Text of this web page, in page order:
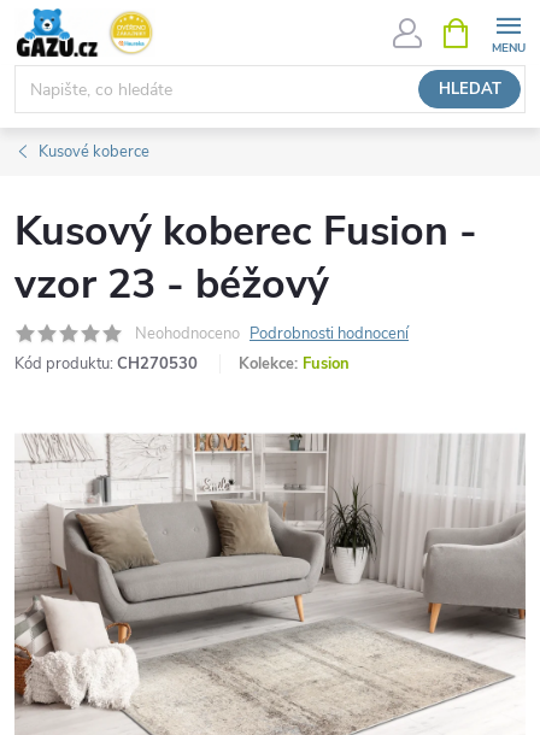
Přejít
obsah
HLEDAT
NÁKUPNÍ
KOŠÍK
Kusové koberce
Kusový koberec Fusion -
vzor 23 - béžový
Neohodnoceno Podrobnosti hodnocení
Kód produktu: CH270530 Kolekce: Fusion